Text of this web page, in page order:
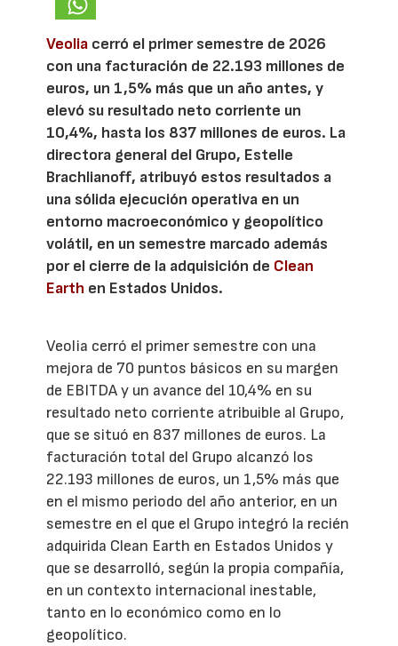
Veolia cerró el primer semestre de 2026
con una facturación de 22.193 millones de
euros, un 1,5% más que un año antes, y
elevó su resultado neto corriente un
10,4%, hasta los 837 millones de euros. La
directora general del Grupo, Estelle
Brachlianoff, atribuyó estos resultados a
una sólida ejecución operativa en un
entorno macroeconómico y geopolítico
volátil, en un semestre marcado además
por el cierre de la adquisición de Clean
Earth en Estados Unidos.
Veolia cerró el primer semestre con una
mejora de 70 puntos básicos en su margen
de EBITDA y un avance del 10,4% en su
resultado neto corriente atribuible al Grupo,
que se situó en 837 millones de euros. La
facturación total del Grupo alcanzó los
22.193 millones de euros, un 1,5% más que
en el mismo periodo del año anterior, en un
semestre en el que el Grupo integró la recién
adquirida Clean Earth en Estados Unidos y
que se desarrolló, según la propia compañía,
en un contexto internacional inestable,
tanto en lo económico como en lo
geopolítico.